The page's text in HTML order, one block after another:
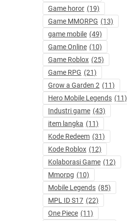
Game horor (19)
Game MMORPG (13)
game mobile (49)
Game Online (10)
Game Roblox (25)
Game RPG (21)
Grow a Garden 2 (11)
Hero Mobile Legends (11)
Industri game (43)
item langka (11)
Kode Redeem (31)
Kode Roblox (12)
Kolaborasi Game (12)
Mmorpg (10)
Mobile Legends (85)
MPL ID S17 (22)
One Piece (11)